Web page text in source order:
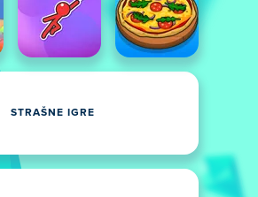
STRAŠNE IGRE